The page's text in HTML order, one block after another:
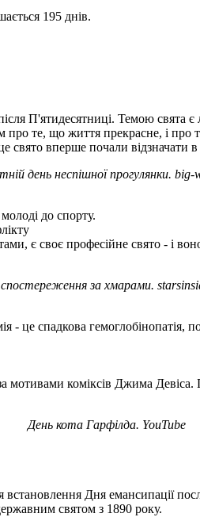
195 днів.
П'ятидесятниці. Темою свята
те, що життя прекрасне, і про
вперше почали відзначати
день неспішної прогулянки. big-
до спорту.
є своє професійне свято - і
за хмарами.
- це спадкова
коміксів Джима Девіса.
День кота Гарфілда. YouTube
Дня емансипації
святом з 1890 року.